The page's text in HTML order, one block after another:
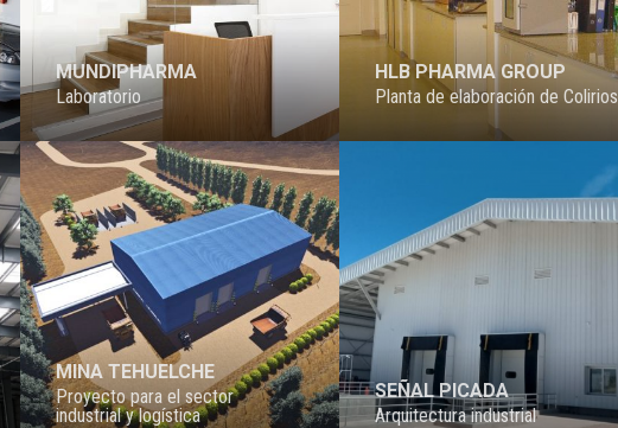
MUNDIPHARMA
Laboratorio
HLB PHARMA GROUP
Planta de elaboración de Colirios
PROYECTO
MINA TEHUELCHE
Proyecto para el sector
industrial y logística
SEÑAL PICADA
Arquitectura industrial